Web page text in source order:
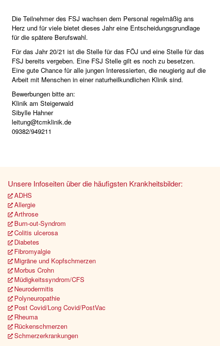
Die Teilnehmer des FSJ wachsen dem Personal regelmäßig ans
Herz und für viele bietet dieses Jahr eine Entscheidungsgrundlage
für die spätere Berufswahl.
Für das Jahr 20/21 ist die Stelle für das FÖJ und eine Stelle für das
FSJ bereits vergeben. Eine FSJ Stelle gilt es noch zu besetzen.
Eine gute Chance für alle jungen Interessierten, die neugierig auf die
Arbeit mit Menschen in einer naturheilkundlichen Klinik sind.
Bewerbungen bitte an:
Klinik am Steigerwald
Sibylle Hahner
leitung@tcmklinik.de
09382/949211
Unsere Infoseiten über die häufigsten Krankheitsbilder:
ADHS
Allergie
Arthrose
Burn-out-Syndrom
Colitis ulcerosa
Diabetes
Fibromyalgie
Migräne und Kopfschmerzen
Morbus Crohn
Müdigkeitssyndrom/CFS
Neurodermitis
Polyneuropathie
Post Covid/Long Covid/PostVac
Rheuma
Rückenschmerzen
Schmerzerkrankungen